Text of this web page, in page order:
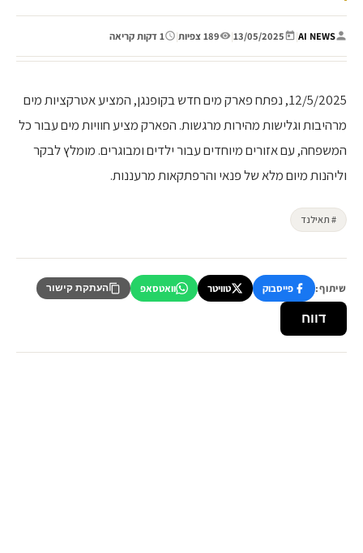
AI NEWS
|
13/05/2025
| 189 צפיות | 1 דקות קריאה
12/5/2025, נפתח פארק מים חדש בקופנגן, המציע אטרקציות מים
מרהיבות וגלישות מהירות מרגשות. הפארק מציע חוויות מים עבור כל
המשפחה, עם אזורים מיוחדים עבור ילדים ומבוגרים. מומלץ לבקר
וליהנות מיום מלא של פנאי והרפתקאות מרעננות.
# תאילנד
שיתוף: פייסבוק טוויטר וואטסאפ העתקת קישור
דווח